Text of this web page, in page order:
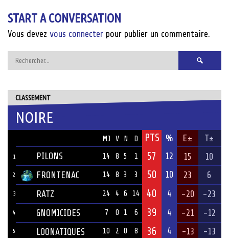
START A CONVERSATION
Vous devez vous connecter pour publier un commentaire.
Rechercher :
CLASSEMENT
NOIRE
MJ V N D PTS % E± T±
1 PILONS 14 8 5 1 57 12 15 10
2 FRONTENAC 14 8 3 3 50 10 23 6
3 RATZ 24 4 6 14 40 4 -20 -23
4 GNOMICIDES 7 0 1 6 39 4 -21 -12
5 LOONATIQUES 10 2 0 8 36 4 -13 -13